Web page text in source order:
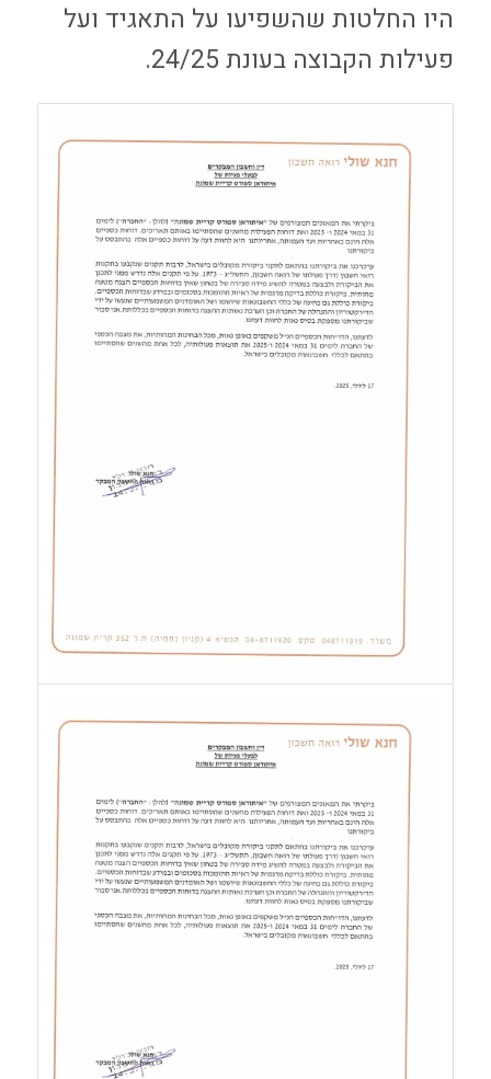
היו החלטות שהשפיעו על התאגיד ועל
פעילות הקבוצה בעונת 24/25.